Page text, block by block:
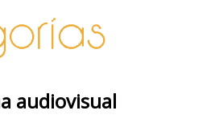
audiovisual